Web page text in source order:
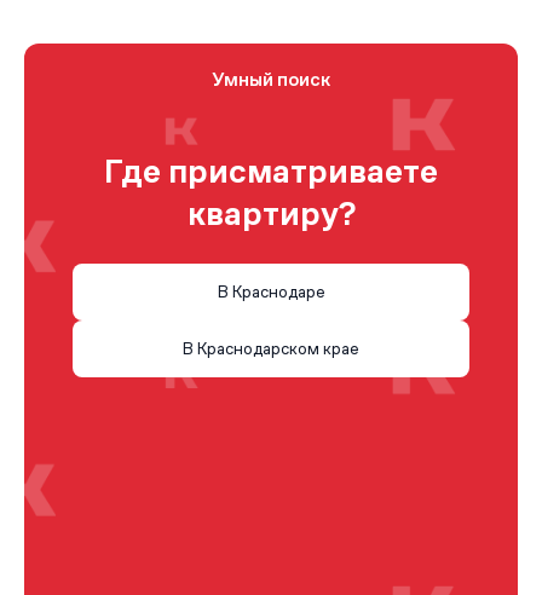
Умный поиск
Где присматриваете
квартиру?
В Краснодаре
В Краснодарском крае